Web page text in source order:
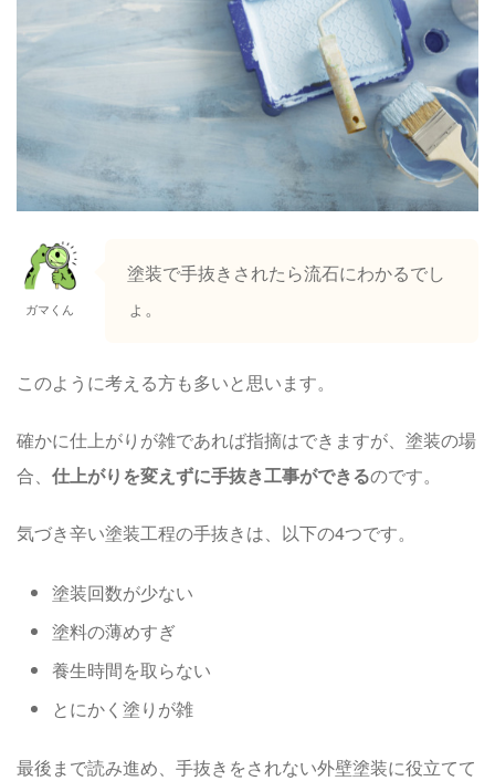
ガマくん
塗装で手抜きされたら流石にわかるでし
ょ。
このように考える方も多いと思います。
確かに仕上がりが雑であれば指摘はできますが、塗装の場
合、 仕上がりを変えずに手抜き工事ができるのです。
気づき辛い塗装工程の手抜きは、以下の4つです。
塗装回数が少ない
塗料の薄めすぎ
養生時間を取らない
とにかく塗りが雑
最後まで読み進め、手抜きをされない外壁塗装に役立てて